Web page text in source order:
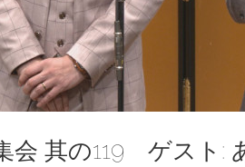
会 其の119 ゲスト: